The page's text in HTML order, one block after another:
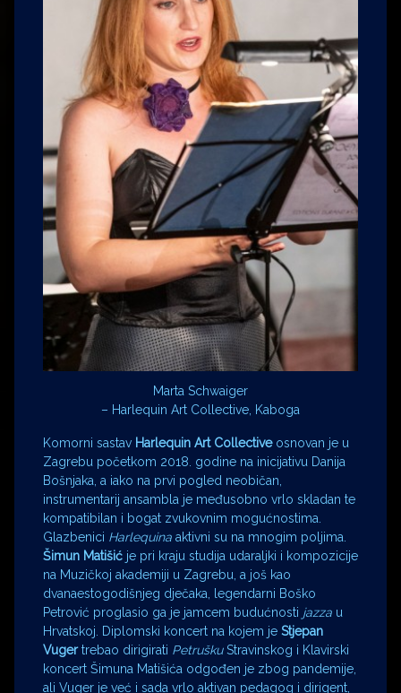
Marta Schwaiger
– Harlequin Art Collective, Kaboga
Komorni sastav Harlequin Art Collectiveosnovan je u
Zagrebu početkom 2018. godine na inicijativu Danija
Bošnjaka, a iako na prvi pogled neobičan,
instrumentarij ansambla je međusobno vrlo skladan te
kompatibilan i bogat zvukovnim mogućnostima.
Glazbenici Harlequina aktivni su na mnogim poljima.
Šimun Matišić je pri kraju studija udaraljki i kompozicije
na Muzičkoj akademiji u Zagrebu, a još kao
dvanaestogodišnjeg dječaka, legendarni Boško
Petrović proglasio ga je jamcem budućnosti jazza u
Hrvatskoj. Diplomski koncert na kojem je Stjepan
Vugertrebao dirigirati PetruškuStravinskog i Klavirski
koncert Šimuna Matišića odgođen je zbog pandemije,
ali Vuger je već i sada vrlo aktivan pedagog i dirigent,